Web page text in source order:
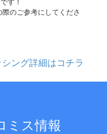
す！
のご参考にしてくださ
ング詳細はコチラ
ミス情報